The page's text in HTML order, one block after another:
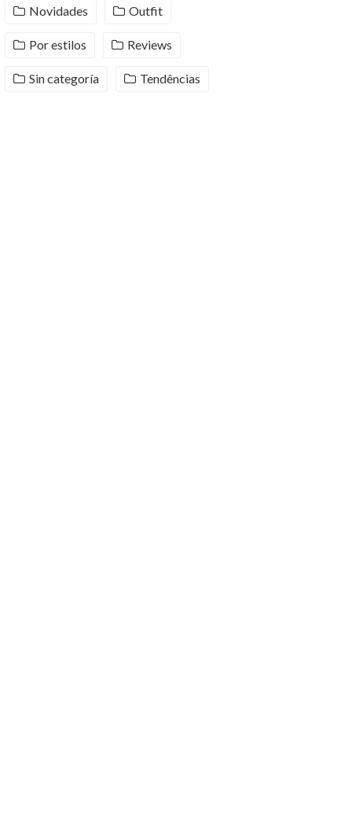
Novidades Outfit
Por estilos Reviews
Sin categoría Tendências